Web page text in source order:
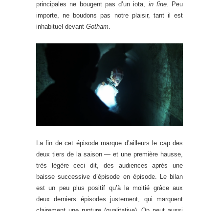
principales ne bougent pas d’un iota, in fine. Peu
importe, ne boudons pas notre plaisir, tant il est
inhabituel devant Gotham.
La fin de cet épisode marque d’ailleurs le cap des
deux tiers de la saison — et une première hausse,
très légère ceci dit, des audiences après une
baisse successive d’épisode en épisode. Le bilan
est un peu plus positif qu’à la moitié grâce aux
deux derniers épisodes justement, qui marquent